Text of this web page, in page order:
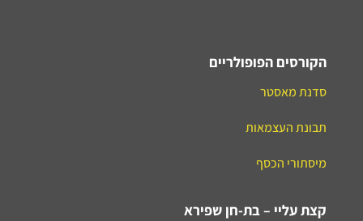
הקורסים הפופולריים
סדנת מאסטר
תבונת העצמאות
מיסתורי הכסף
קצת עליי – בת-חן שפירא